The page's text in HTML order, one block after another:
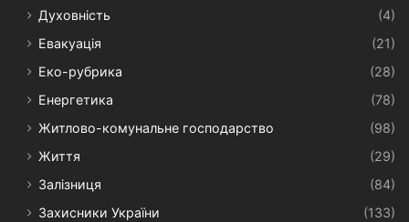
Духовність
(4)
Евакуація
(21)
Еко-рубрика
(28)
Енергетика
(78)
Житлово-комунальне господарство
(98)
Життя
(29)
Залізниця
(84)
Захисники України
(133)